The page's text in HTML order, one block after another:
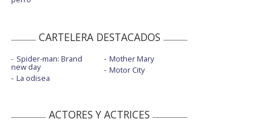
CARTELERA DESTACADOS
Spider-man: Brand
new day
La odisea
Mother Mary
Motor City
ACTORES Y ACTRICES